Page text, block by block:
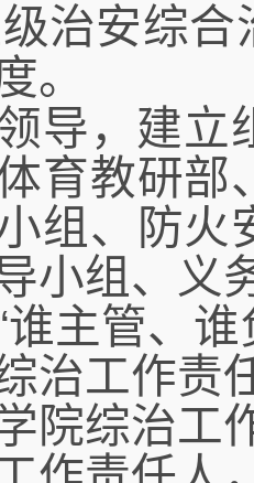
治安综合
。
导，建
育教研
组、防火
小组、义
谁主管、
治工作责
院综治工